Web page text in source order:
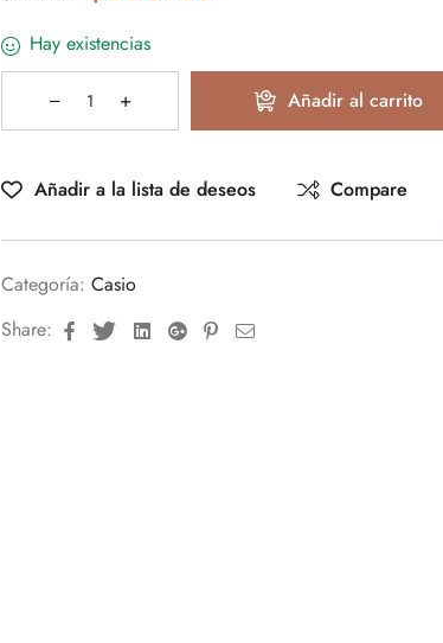
Hay existencias
Añadir al carrito
Añadir a la lista de deseos Compare
Categoría: Casio
Share:
FacebookTwitterLinkedinGoogle+Pinterest
Email